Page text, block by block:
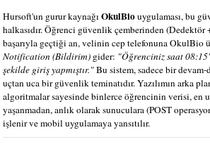
Hursoft'un gurur kaynağı OkulBiouygulaması, bu
halkasıdır. Öğrenci güvenlik çemberinden (Dedektör
başarıyla geçtiği an, velinin cep telefonuna OkulBio
Notification (Bildirim) gider: "Öğrenciniz saat
şekilde giriş yapmıştır."Bu sistem, sadece bir
uçtan uca bir güvenlik teminatıdır. Yazılımın arka
algoritmalar sayesinde binlerce öğrencinin verisi, en
yaşanmadan, anlık olarak sunuculara (POST
işlenir ve mobil uygulamaya yansıtılır.